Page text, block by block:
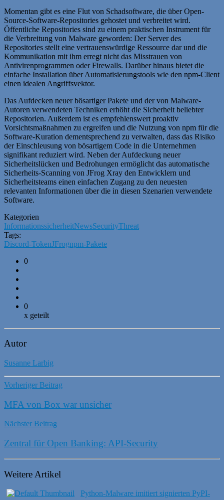
Momentan gibt es eine Flut von Schadsoftware, die über Open-
Source-Software-Repositories gehostet und verbreitet wird.
Öffentliche Repositories sind zu einem praktischen Instrument für
die Verbreitung von Malware geworden: Der Server des
Repositories stellt eine vertrauenswürdige Ressource dar und die
Kommunikation mit ihm erregt nicht das Misstrauen von
Antivirenprogrammen oder Firewalls. Darüber hinaus bietet die
einfache Installation über Automatisierungstools wie den npm-Client
einen idealen Angriffsvektor.
Das Aufdecken neuer bösartiger Pakete und der von Malware-
Autoren verwendeten Techniken erhöht die Sicherheit beliebter
Repositorien. Außerdem ist es empfehlenswert proaktiv
Vorsichtsmaßnahmen zu ergreifen und die Nutzung von npm für die
Software-Kuration dementsprechend zu verwalten, dass das Risiko
der Einschleusung von bösartigem Code in die Unternehmen
signifikant reduziert wird. Neben der Aufdeckung neuer
Sicherheitslücken und Bedrohungen ermöglicht das automatische
Sicherheits-Scanning von JFrog Xray den Entwicklern und
Sicherheitsteams einen einfachen Zugang zu den neuesten
relevanten Informationen über die in diesen Szenarien verwendete
Software.
Kategorien
InformationssicherheitNewsSecurityThreat
Tags:
Discord-TokenJFrognpm-Pakete
0
0
x geteilt
Autor
Susanne Larbig
Vorheriger Beitrag
MFA von Box war unsicher
Nächster Beitrag
Zentral für Open Banking: API-Security
Weitere Artikel
Python-Malware imitiert signierten PyPI-